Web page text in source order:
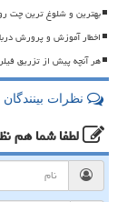
بهترین و شلوغ ترین چت
اخطار آموزش و پرورش
هر آنچه پیش از تزریق فیلر
نظرات
لطفا شما هم